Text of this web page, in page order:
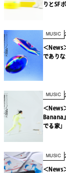
りとSF
MUSIC
＜News
であり
MUSIC
＜News
Banana
でる家
MUSIC
＜News